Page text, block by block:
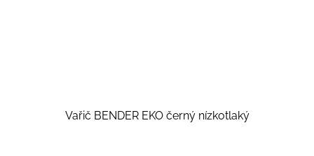
Vařič BENDER EKO černý nízkotlaký